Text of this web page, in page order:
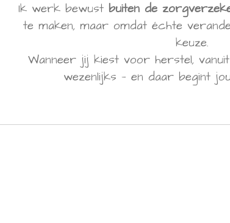
Ik werk bewustbuiten de
te maken, maar omdat échte
keuze.
Wanneer jij kiest voor herstel,
wezenlijks — en daar begint